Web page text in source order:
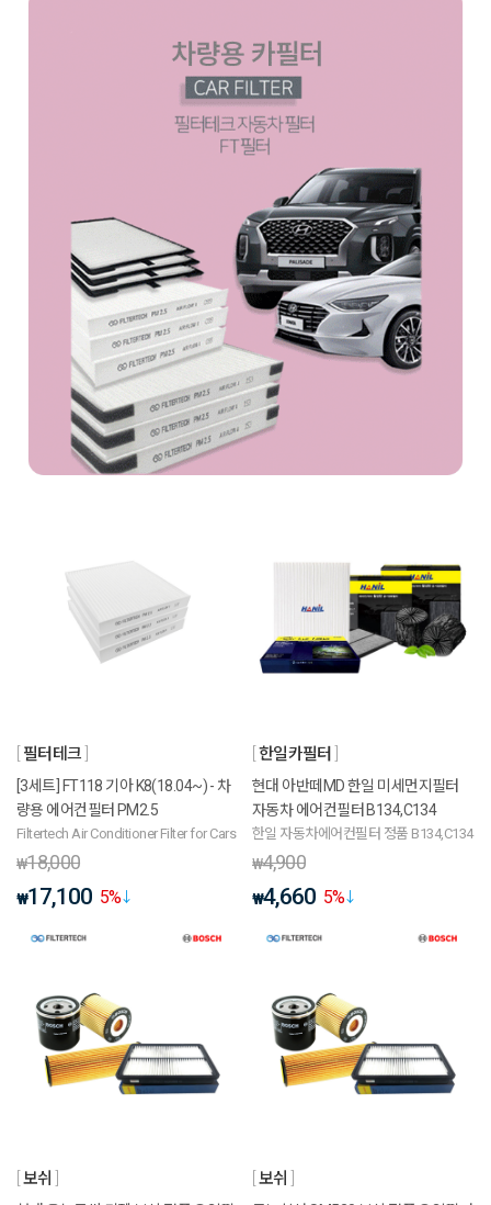
필터테크
[3세트] FT118 기아 K8(18.04~) - 차
량용 에어컨필터 PM2.5
Filtertech Air Conditioner Filter for Cars
₩18,000
₩17,100 5%
한일카필터
현대 아반떼MD 한일 미세먼지필터
자동차 에어컨필터 B134,C134
한일 자동차에어컨필터 정품 B134,C134
₩4,900
₩4,660 5%
보쉬 보쉬